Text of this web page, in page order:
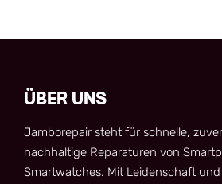
ÜBER UNS
Jamborepair steht für schnelle,
nachhaltige Reparaturen von
Smartwatches. Mit Leidenschaft